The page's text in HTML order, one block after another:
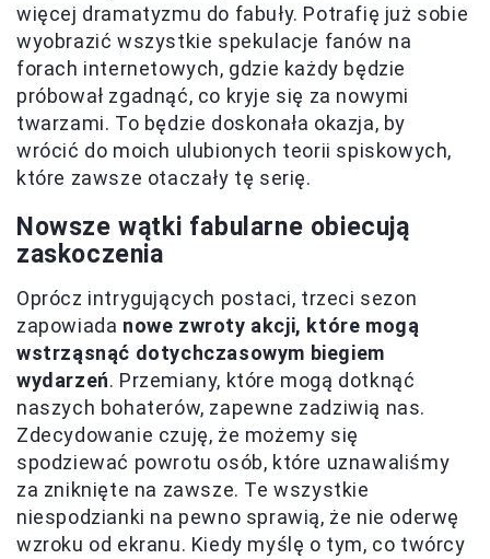
więcej dramatyzmu do fabuły. Potrafię już sobie
wyobrazić wszystkie spekulacje fanów na
forach internetowych, gdzie każdy będzie
próbował zgadnąć, co kryje się za nowymi
twarzami. To będzie doskonała okazja, by
wrócić do moich ulubionych teorii spiskowych,
które zawsze otaczały tę serię.
Nowsze wątki fabularne obiecują
zaskoczenia
Oprócz intrygujących postaci, trzeci sezon
zapowiada nowe zwroty akcji, które mogą
wstrząsnąć dotychczasowym biegiem
wydarzeń. Przemiany, które mogą dotknąć
naszych bohaterów, zapewne zadziwią nas.
Zdecydowanie czuję, że możemy się
spodziewać powrotu osób, które uznawaliśmy
za zniknięte na zawsze. Te wszystkie
niespodzianki na pewno sprawią, że nie oderwę
wzroku od ekranu. Kiedy myślę o tym, co twórcy